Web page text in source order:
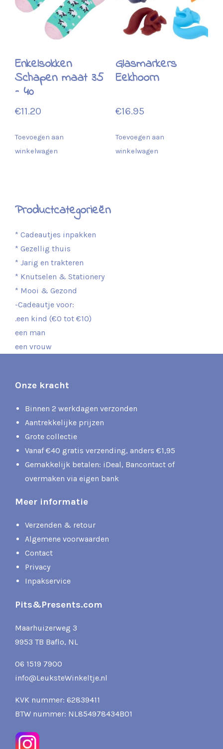
Enkelsokken
Schapen maat 35
– 40
€11.20
Toevoegen aan
winkelwagen
Glasmarkers
Eekhoorn
€16.95
Toevoegen aan
winkelwagen
Productcategorieën
* Cadeautjes inpakken
* Gezellig thuis
* Jarig en trakteren
* Knutselen & Stationery
* Mooi & Gezond
-Cadeautje voor:
.een kind (€0 tot €10)
een man
een vrouw
Onze kracht
Binnen 2 werkdagen verzonden
Aantrekkelijke prijzen
Grote collectie
Vanaf €40 gratis verzending, anders €1,95
Gemakkelijk betalen: iDeal, Bancontact of
overmaken via eigen bank
Meer informatie
Verzenden & retour
Algemene voorwaarden
Contact
Privacy
Inpakservice
Pits&Presents.com
Maarhuizerweg 3
9953 TB Baflo, NL
06 1519 7900
info@LeuksteWinkeltje.nl
KVK nummer: 62839411
BTW nummer: NL854978434B01